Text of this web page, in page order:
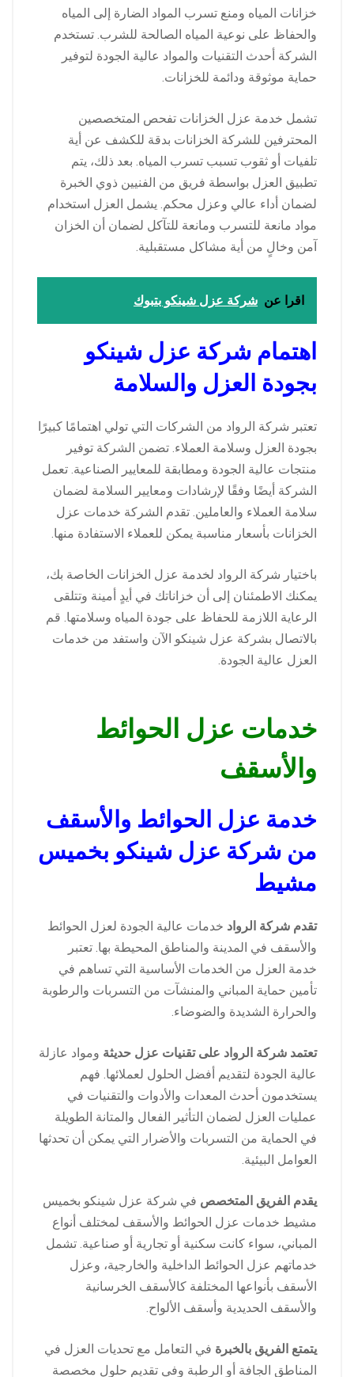
خزانات المياه ومنع تسرب المواد الضارة إلى المياه
والحفاظ على نوعية المياه الصالحة للشرب. تستخدم
الشركة أحدث التقنيات والمواد عالية الجودة لتوفير
حماية موثوقة ودائمة للخزانات.
تشمل خدمة عزل الخزانات تفحص المتخصصين
المحترفين للشركة الخزانات بدقة للكشف عن أية
تلفيات أو ثقوب تسبب تسرب المياه. بعد ذلك، يتم
تطبيق العزل بواسطة فريق من الفنيين ذوي الخبرة
لضمان أداء عالي وعزل محكم. يشمل العزل استخدام
مواد مانعة للتسرب ومانعة للتآكل لضمان أن الخزان
آمن وخالٍ من أية مشاكل مستقبلية.
اقرا عن شركة عزل شينكو بتبوك
اهتمام شركة عزل شينكو
بجودة العزل والسلامة
تعتبر شركة الرواد من الشركات التي تولي اهتمامًا كبيرًا
بجودة العزل وسلامة العملاء. تضمن الشركة توفير
منتجات عالية الجودة ومطابقة للمعايير الصناعية. تعمل
الشركة أيضًا وفقًا لإرشادات ومعايير السلامة لضمان
سلامة العملاء والعاملين. تقدم الشركة خدمات عزل
الخزانات بأسعار مناسبة يمكن للعملاء الاستفادة منها.
باختيار شركة الرواد لخدمة عزل الخزانات الخاصة بك،
يمكنك الاطمئنان إلى أن خزاناتك في أيدٍ أمينة وتتلقى
الرعاية اللازمة للحفاظ على جودة المياه وسلامتها. قم
بالاتصال بشركة عزل شينكو الآن واستفد من خدمات
العزل عالية الجودة.
خدمات عزل الحوائط
والأسقف
خدمة عزل الحوائط والأسقف
من شركة عزل شينكو بخميس
مشيط
تقدم شركة الرواد خدمات عالية الجودة لعزل الحوائط
والأسقف في المدينة والمناطق المحيطة بها. تعتبر
خدمة العزل من الخدمات الأساسية التي تساهم في
تأمين حماية المباني والمنشآت من التسربات والرطوبة
والحرارة الشديدة والضوضاء.
تعتمد شركة الرواد على تقنيات عزل حديثة ومواد عازلة
عالية الجودة لتقديم أفضل الحلول لعملائها. فهم
يستخدمون أحدث المعدات والأدوات والتقنيات في
عمليات العزل لضمان التأثير الفعال والمتانة الطويلة
في الحماية من التسربات والأضرار التي يمكن أن تحدثها
العوامل البيئية.
يقدم الفريق المتخصص في شركة عزل شينكو بخميس
مشيط خدمات عزل الحوائط والأسقف لمختلف أنواع
المباني، سواء كانت سكنية أو تجارية أو صناعية. تشمل
خدماتهم عزل الحوائط الداخلية والخارجية، وعزل
الأسقف بأنواعها المختلفة كالأسقف الخرسانية
والأسقف الحديدية وأسقف الألواح.
يتمتع الفريق بالخبرة في التعامل مع تحديات العزل في
المناطق الجافة أو الرطبة وفي تقديم حلول مخصصة